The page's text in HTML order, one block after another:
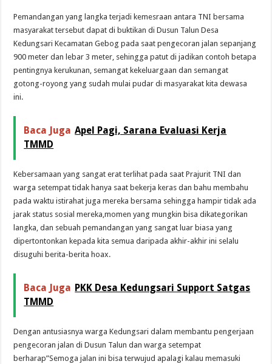
Pemandangan yang langka terjadi kemesraan antara TNI bersama
masyarakat tersebut dapat di buktikan di Dusun Talun Desa
Kedungsari Kecamatan Gebog pada saat pengecoran jalan sepanjang
900 meter dan lebar 3 meter, sehingga patut di jadikan contoh betapa
pentingnya kerukunan, semangat kekeluargaan dan semangat
gotong-royong yang sudah mulai pudar di masyarakat kita dewasa
ini.
Baca Juga Apel Pagi, Sarana Evaluasi Kerja
TMMD
Kebersamaan yang sangat erat terlihat pada saat Prajurit TNI dan
warga setempat tidak hanya saat bekerja keras dan bahu membahu
pada waktu istirahat juga mereka bersama sehingga hampir tidak ada
jarak status sosial mereka,momen yang mungkin bisa dikategorikan
langka, dan sebuah pemandangan yang sangat luar biasa yang
dipertontonkan kepada kita semua daripada akhir-akhir ini selalu
disuguhi berita-berita hoax.
Baca Juga PKK Desa Kedungsari Support Satgas
TMMD
Dengan antusiasnya warga Kedungsari dalam membantu pengerjaan
pengecoran jalan di Dusun Talun dan warga setempat
berharap”Semoga jalan ini bisa terwujud apalagi kalau memasuki